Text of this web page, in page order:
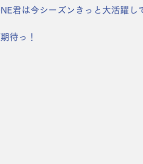
君は今シーズンきっと大活躍し
待っ！